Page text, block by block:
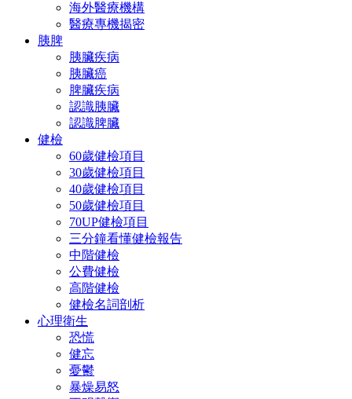
海外醫療機構
醫療專機揭密
胰脾
胰臟疾病
胰臟癌
脾臟疾病
認識胰臟
認識脾臟
健檢
60歲健檢項目
30歲健檢項目
40歲健檢項目
50歲健檢項目
70UP健檢項目
三分鐘看懂健檢報告
中階健檢
公費健檢
高階健檢
健檢名詞剖析
心理衛生
恐慌
健忘
憂鬱
暴燥易怒